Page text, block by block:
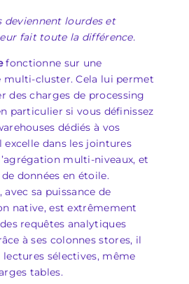
deviennent lourdes et
fait toute la différence.
fonctionne sur une
multi-cluster. Cela lui permet
des charges de processing
particulier si vous définissez
dédiés à vos
excelle dans les jointures
multi-niveaux, et
données en étoile.
, avec sa puissance de
native, est extrêmement
requêtes analytiques
à ses colonnes stores, il
sélectives, même
tables.